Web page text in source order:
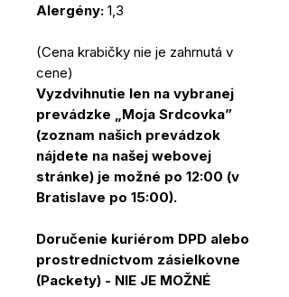
Alergény: 1,3
(Cena krabičky nie je zahrnutá v
cene)
Vyzdvihnutie len na vybranej
prevádzke „Moja Srdcovka”
(zoznam našich prevádzok
nájdete na našej webovej
stránke) je možné po 12:00 (v
Bratislave po 15:00).
Doručenie kuriérom DPD alebo
prostredníctvom zásielkovne
(Packety) - NIE JE MOŽNÉ